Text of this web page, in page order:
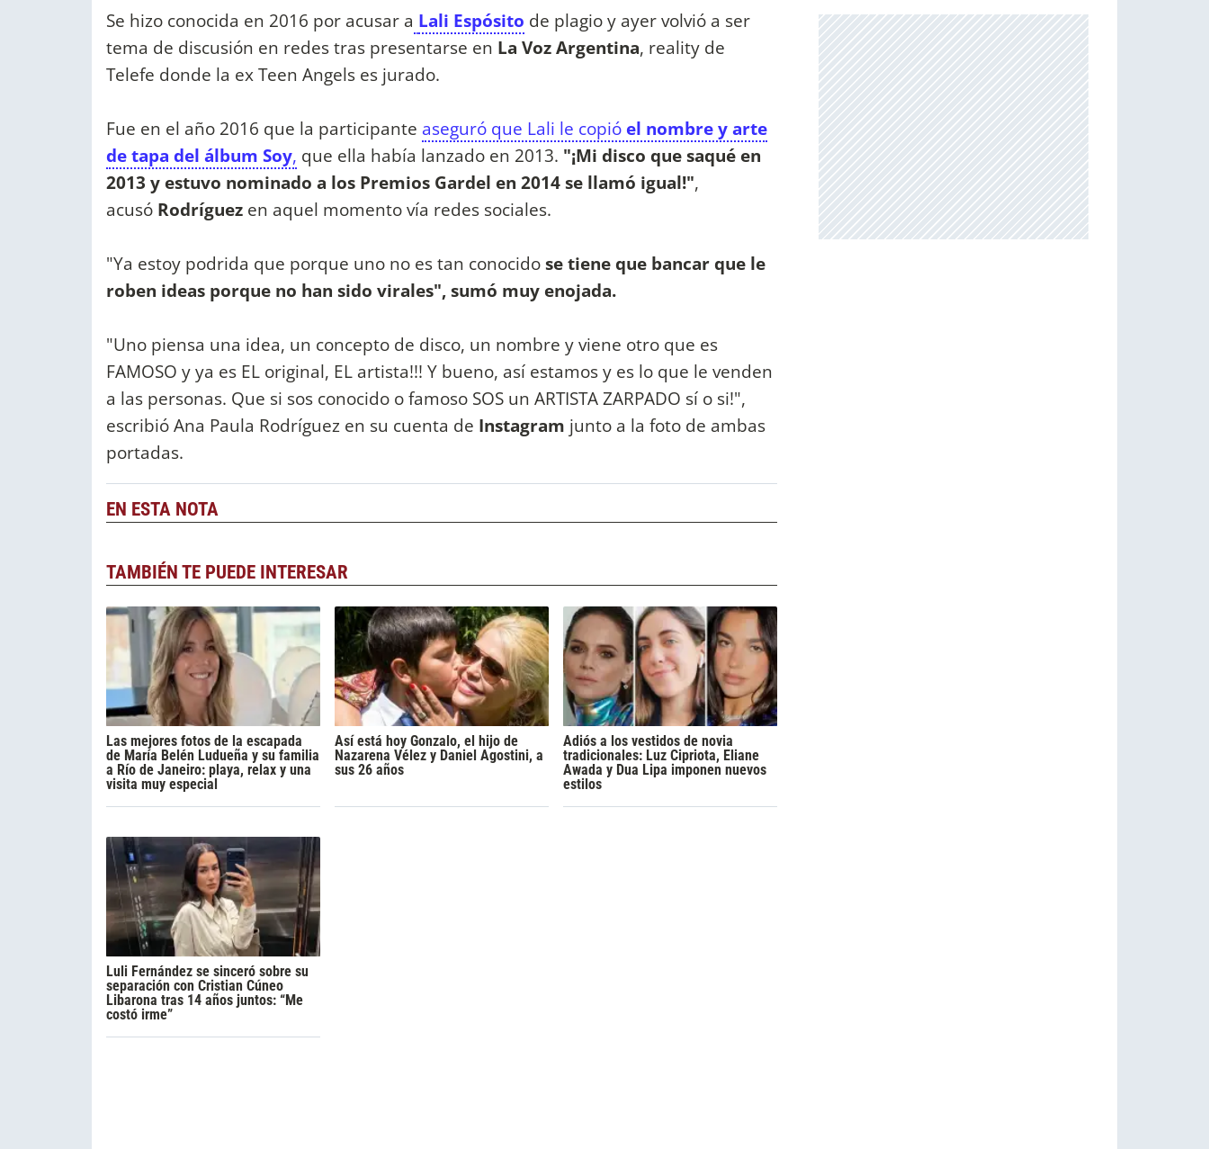
Se hizo conocida en 2016 por acusar a Lali Espósito de plagio y ayer volvió a ser
tema de discusión en redes tras presentarse en La Voz Argentina, reality de
Telefe donde la ex Teen Angels es jurado.
Fue en el año 2016 que la participante aseguró que Lali le copió el nombre y arte
de tapa del álbum Soy, que ella había lanzado en 2013. "¡Mi disco que saqué en
2013 y estuvo nominado a los Premios Gardel en 2014 se llamó igual!",
acusó Rodríguez en aquel momento vía redes sociales.
"Ya estoy podrida que porque uno no es tan conocidose tiene que bancar que le
roben ideas porque no han sido virales", sumó muy enojada.
"Uno piensa una idea, un concepto de disco, un nombre y viene otro que es
FAMOSO y ya es EL original, EL artista!!! Y bueno, así estamos y es lo que le venden
a las personas. Que si sos conocido o famoso SOS un ARTISTA ZARPADO sí o si!",
escribió Ana Paula Rodríguez en su cuenta de Instagram junto a la foto de ambas
portadas.
EN ESTA NOTA
TAMBIÉN TE PUEDE INTERESAR
Las mejores fotos de la escapada
de María Belén Ludueña y su familia
a Río de Janeiro: playa, relax y una
visita muy especial
Así está hoy Gonzalo, el hijo de
Nazarena Vélez y Daniel Agostini, a
sus 26 años
Adiós a los vestidos de novia
tradicionales: Luz Cipriota, Eliane
Awada y Dua Lipa imponen nuevos
estilos
Luli Fernández se sinceró sobre su
separación con Cristian Cúneo
Libarona tras 14 años juntos: “Me
costó irme”